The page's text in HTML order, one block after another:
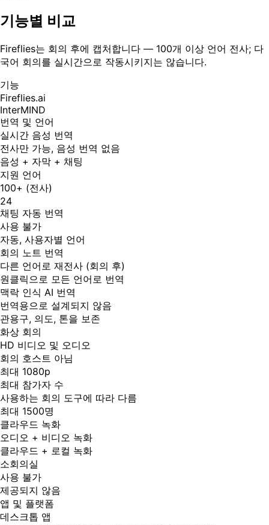
기능별 비교
Fireflies는 회의 후에 캡처합니다 — 100개 이상 언어 전사; 다
국어 회의를 실시간으로 작동시키지는 않습니다.
기능
Fireflies.ai
InterMIND
번역 및 언어
실시간 음성 번역
전사만 가능, 음성 번역 없음
음성 + 자막 + 채팅
지원 언어
100+ (전사)
24
채팅 자동 번역
사용 불가
자동, 사용자별 언어
회의 노트 번역
다른 언어로 재전사 (회의 후)
원클릭으로 모든 언어로 번역
맥락 인식 AI 번역
번역용으로 설계되지 않음
관용구, 의도, 톤을 보존
화상 회의
HD 비디오 및 오디오
회의 호스트 아님
최대 1080p
최대 참가자 수
사용하는 회의 도구에 따라 다름
최대 1500명
클라우드 녹화
오디오 + 비디오 녹화
클라우드 + 로컬 녹화
소회의실
사용 불가
제공되지 않음
앱 및 플랫폼
데스크톱 앱